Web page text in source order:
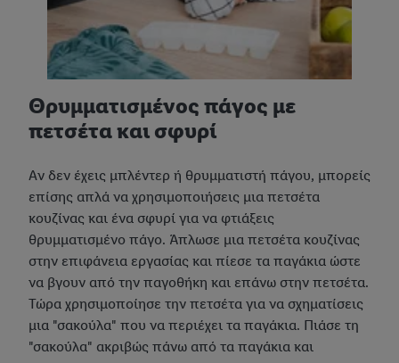
Θρυμματισμένος πάγος με
πετσέτα και σφυρί
Αν δεν έχεις μπλέντερ ή θρυμματιστή πάγου, μπορείς
επίσης απλά να χρησιμοποιήσεις μια πετσέτα
κουζίνας και ένα σφυρί για να φτιάξεις
θρυμματισμένο πάγο. Άπλωσε μια πετσέτα κουζίνας
στην επιφάνεια εργασίας και πίεσε τα παγάκια ώστε
να βγουν από την παγοθήκη και επάνω στην πετσέτα.
Τώρα χρησιμοποίησε την πετσέτα για να σχηματίσεις
μια "σακούλα" που να περιέχει τα παγάκια. Πιάσε τη
"σακούλα" ακριβώς πάνω από τα παγάκια και